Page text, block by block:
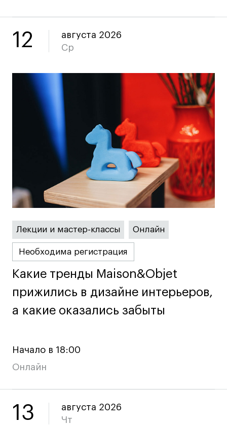
Для школьников
Интенсивы
Среднесрочные
Все программы
О школе
Преподаватели
Лицензии и аккредитации
Ресурсы
Партнеры
Связи с индустрией
Вакансии
Контакты
Условия поступления
Стоимость обучения
График учебного года
Вопросы и ответы
12
августа 2026
Ср
Лекции и мастер-классы Онлайн
Необходима регистрация
Какие тренды Maison&Objet
прижились в дизайне интерьеров,
а какие оказались забыты
Какие тренды Maison&Objet
прижились в дизайне интерьеров,
а какие оказались забыты
Начало в 18:00
Онлайн
13
августа 2026
Чт